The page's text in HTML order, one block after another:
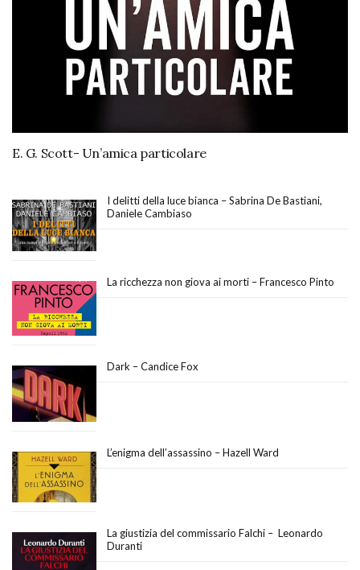
E. G. Scott- Un’amica particolare
I delitti della luce bianca – Sabrina De Bastiani,
Daniele Cambiaso
La ricchezza non giova ai morti – Francesco Pinto
Dark – Candice Fox
L’enigma dell’assassino – Hazell Ward
La giustizia del commissario Falchi – Leonardo
Duranti